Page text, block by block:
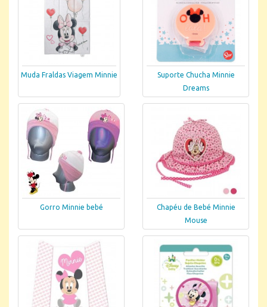
Muda Fraldas Viagem Minnie
Suporte Chucha Minnie
Dreams
Gorro Minnie bebé
Chapéu de Bebé Minnie
Mouse